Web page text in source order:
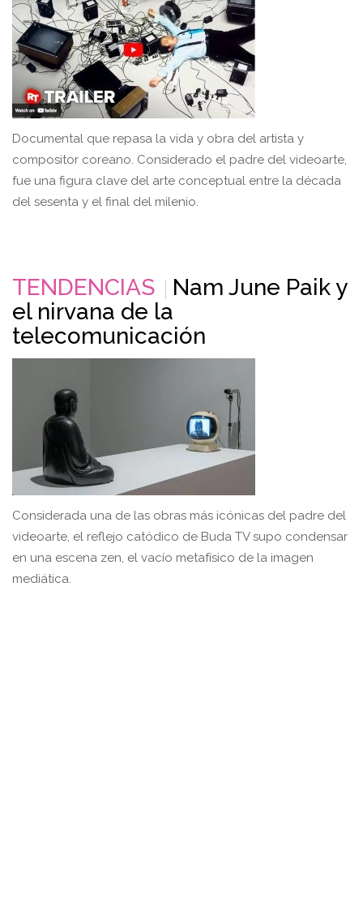
Documental que repasa la vida y obra del artista y
compositor coreano. Considerado el padre del videoarte,
fue una figura clave del arte conceptual entre la década
del sesenta y el final del milenio.
TENDENCIAS
Nam June Paik y
el nirvana de la
telecomunicación
Considerada una de las obras más icónicas del padre del
videoarte, el reflejo catódico de Buda TV supo condensar
en una escena zen, el vacío metafísico de la imagen
mediática.